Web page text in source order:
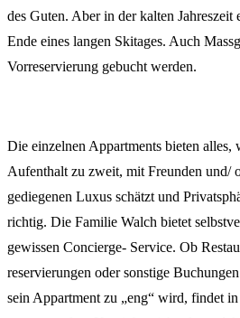
des Guten. Aber in der kalten
Ende eines langen Skitages. Auch
Vorreservierung gebucht werden.
Die einzelnen Appartments bieten alles,
Aufenthalt zu zweit, mit Freunden und/
gediegenen Luxus schätzt und
richtig. Die Familie Walch bietet
gewissen Concierge- Service. Ob
reservierungen oder sonstige
sein Appartment zu „eng“ wird, findet